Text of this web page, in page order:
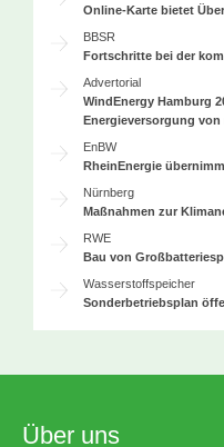
Online-Karte bietet
BBSR
Fortschritte bei der
Advertorial
WindEnergy Hamburg
Energieversorgung von
EnBW
RheinEnergie
Nürnberg
Maßnahmen zur
RWE
Bau von
Wasserstoffspeicher
Sonderbetriebsplan
Über uns